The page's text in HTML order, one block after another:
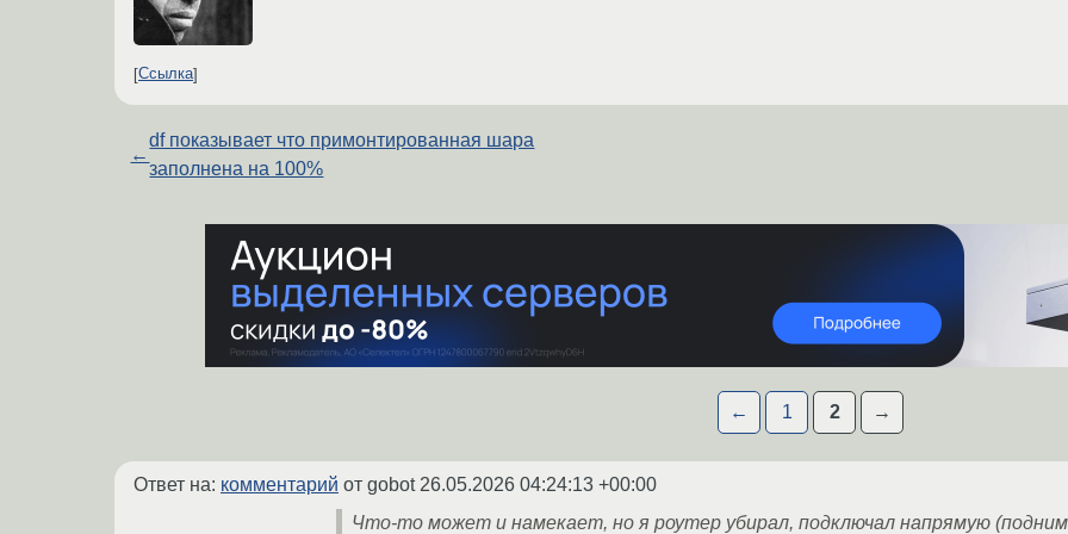
Ссылка
←
df показывает что примонтированная шара
заполнена на 100%
← 1 2 →
Ответ на: комментарий от gobot 26.05.2026 04:24:13 +00:00
Что-то может и намекает, но я роутер убирал, подключал напрямую